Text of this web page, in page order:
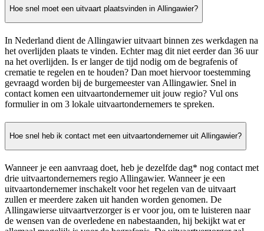
Hoe snel moet een uitvaart plaatsvinden in Allingawier?
In Nederland dient de Allingawier uitvaart binnen zes werkdagen na
het overlijden plaats te vinden. Echter mag dit niet eerder dan 36 uur
na het overlijden. Is er langer de tijd nodig om de begrafenis of
crematie te regelen en te houden? Dan moet hiervoor toestemming
gevraagd worden bij de burgemeester van Allingawier. Snel in
contact komen een uitvaartondernemer uit jouw regio? Vul ons
formulier in om 3 lokale uitvaartondernemers te spreken.
Hoe snel heb ik contact met een uitvaartondernemer uit Allingawier?
Wanneer je een aanvraag doet, heb je dezelfde dag* nog contact met
drie uitvaartondernemers regio Allingawier. Wanneer je een
uitvaartondernemer inschakelt voor het regelen van de uitvaart
zullen er meerdere zaken uit handen worden genomen. De
Allingawierse uitvaartverzorger is er voor jou, om te luisteren naar
de wensen van de overledene en nabestaanden, hij bekijkt wat er